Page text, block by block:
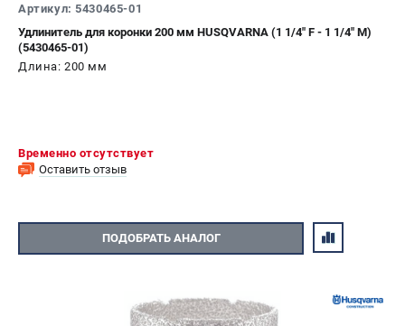
Артикул: 5430465-01
Удлинитель для коронки 200 мм HUSQVARNA (1 1/4" F - 1 1/4" M)
(5430465-01)
Длина: 200 мм
Временно отсутствует
Оставить отзыв
ПОДОБРАТЬ АНАЛОГ